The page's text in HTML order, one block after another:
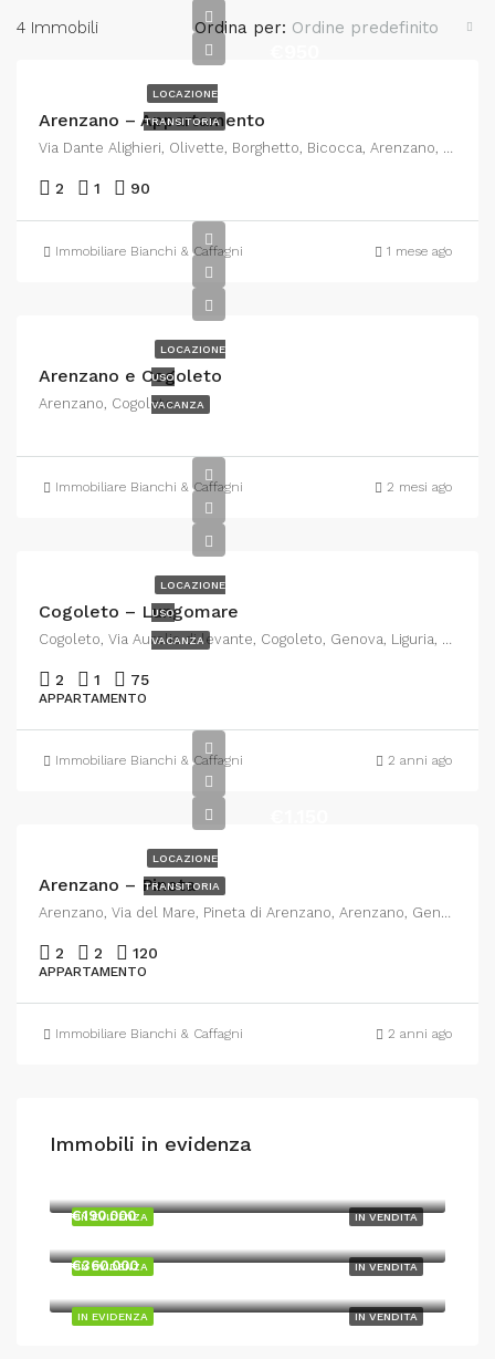
4 Immobili Ordina per: Ordine predefinito
LOCAZIONE
TRANSITORIA
Arenzano – Appartamento
Via Dante Alighieri, Olivette, Borghetto, Bicocca, Arenzano, Genova, Liguria, 16011, Italia
2 1 90
Immobiliare Bianchi & Caffagni 1 mese ago
LOCAZIONE
USO
VACANZA
Arenzano e Cogoleto
Arenzano, Cogoleto
Immobiliare Bianchi & Caffagni 2 mesi ago
LOCAZIONE
USO
VACANZA
Cogoleto – Lungomare
Cogoleto, Via Aurelia di levante, Cogoleto, Genova, Liguria, 16016, Italia
2 1 75
APPARTAMENTO
Immobiliare Bianchi & Caffagni 2 anni ago
LOCAZIONE
TRANSITORIA
Arenzano – Pineta
Arenzano, Via del Mare, Pineta di Arenzano, Arenzano, Genova, Liguria, 16011, Italia
2 2 120
APPARTAMENTO
Immobiliare Bianchi & Caffagni 2 anni ago
Immobili in evidenza
IN VENDITA
IN EVIDENZA
IN VENDITA
IN EVIDENZA
€190.000
IN VENDITA
IN EVIDENZA
€360.000